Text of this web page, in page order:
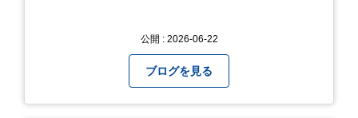
公開 : 2026-06-22
ブログを見る